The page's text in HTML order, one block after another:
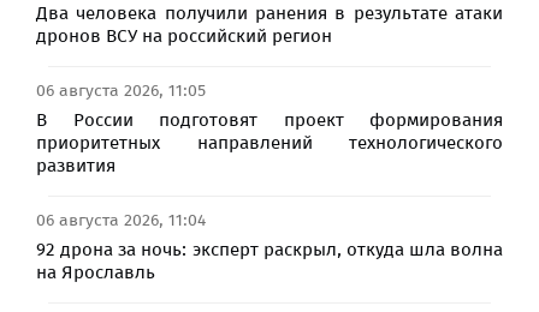
Два человека получили ранения в результате атаки
дронов ВСУ на российский регион
06 августа 2026, 11:05
В России подготовят проект формирования
приоритетных направлений технологического
развития
06 августа 2026, 11:04
92 дрона за ночь: эксперт раскрыл, откуда шла волна
на Ярославль